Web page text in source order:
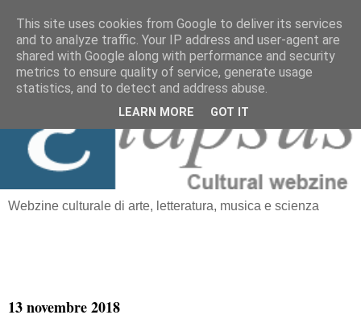
≡ Elapsus
Webzine culturale di arte, letteratura, musica e scienza
13 novembre 2018
This site uses cookies from Google to deliver its services
and to analyze traffic. Your IP address and user-agent are
shared with Google along with performance and security
metrics to ensure quality of service, generate usage
statistics, and to detect and address abuse.
LEARN MORE GOT IT